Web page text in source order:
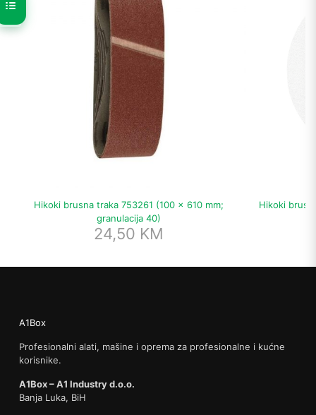
Hikoki brusna traka 753261 (100 x 610 mm;
granulacija 40)
24,50 KM
Hikoki
A1Box
Profesionalni alati, mašine i oprema za profesionalne i kućne
korisnike.
A1Box – A1 Industry d.o.o.
Banja Luka, BiH